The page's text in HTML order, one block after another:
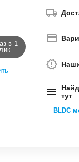
в 1
тут
BLDC